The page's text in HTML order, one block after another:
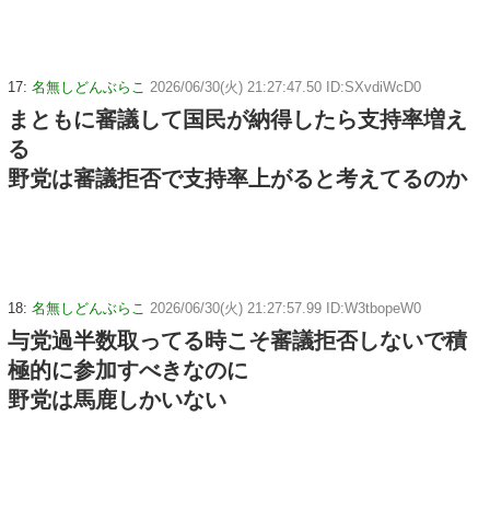
17: 名無しどんぶらこ 2026/06/30(火) 21:27:47.50 ID:SXvdiWcD0
まともに審議して国民が納得したら支持率増え
る
野党は審議拒否で支持率上がると考えてるのか
18: 名無しどんぶらこ 2026/06/30(火) 21:27:57.99 ID:W3tbopeW0
与党過半数取ってる時こそ審議拒否しないで積
極的に参加すべきなのに
野党は馬鹿しかいない